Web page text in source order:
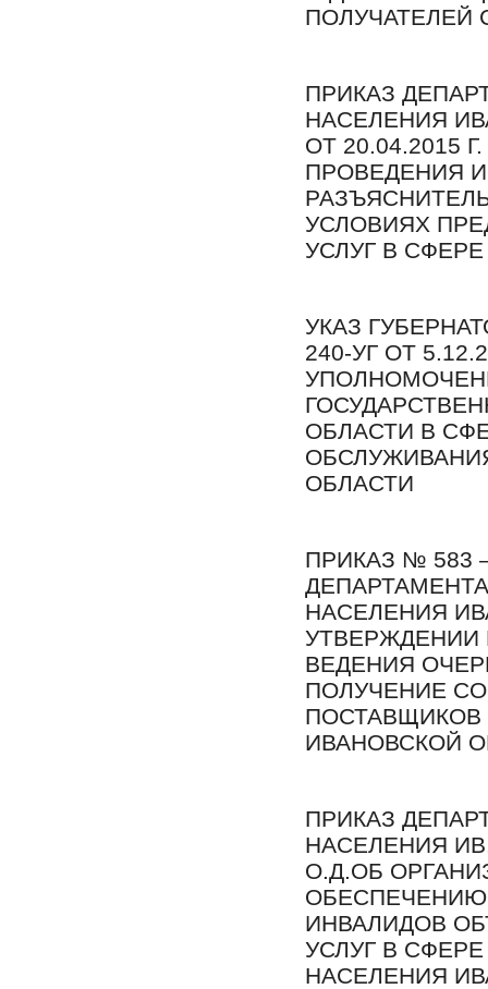
ПОЛУЧАТЕЛЕЙ
ПРИКАЗ
НАСЕЛЕНИЯ
ОТ 20.04.2015
ПРОВЕДЕНИЯ
УСЛОВИЯХ
УСЛУГ В
УКАЗ
240-УГ ОТ
ОБЛАСТИ В
ОБЛАСТИ
ПРИКАЗ № 583
НАСЕЛЕНИЯ
ВЕДЕНИЯ
ПОЛУЧЕНИЕ
ПОСТАВЩИКОВ
ИВАНОВСКОЙ
ПРИКАЗ
НАСЕЛЕНИЯ
О.Д.ОБ
ИНВАЛИДОВ
УСЛУГ В
НАСЕЛЕНИЯ